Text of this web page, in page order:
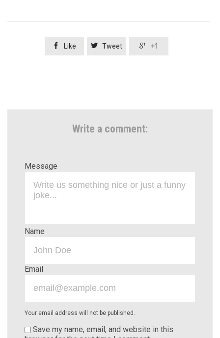
 Like  Tweet  +1
Write a comment:
Message
Name
Email
Your email address will not be published.
Save my name, email, and website in this